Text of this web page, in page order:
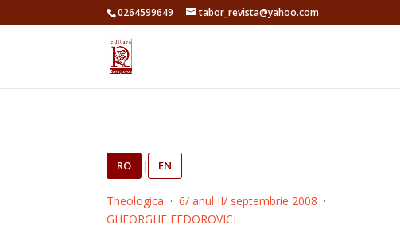
0264599649 tabor_revista@yahoo.com
RO | EN
Theologica ·6/ anul II/ septembrie 2008 ·
GHEORGHE FEDOROVICI